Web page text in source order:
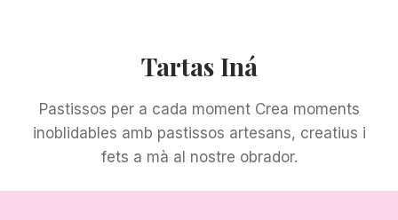
Tartas Iná
Pastissos per a cada moment Crea moments
inoblidables amb pastissos artesans, creatius i
fets a mà al nostre obrador.